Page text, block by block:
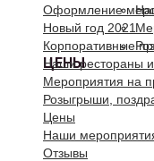
ЦЕНЫ
Оформление
Новый год 2021
Корпоративные
Наши рестораны
Мероприятия на
Розыгрыши,
Цены
Наши
Отзывы